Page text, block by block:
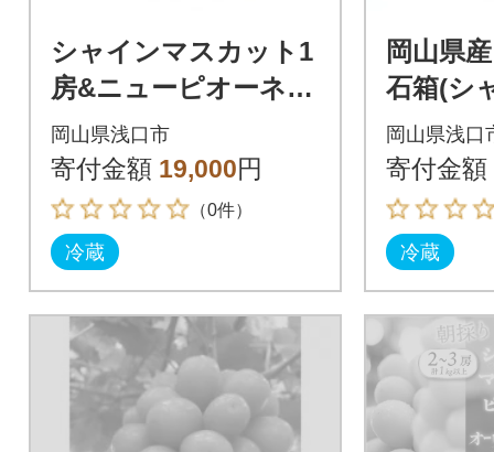
シャインマスカット1
房&ニューピオーネ又
はオーロラブラック1
房(1房500g前後)
岡山県浅口市
寄付金額 19,000円
（0件）
冷蔵
岡山県
石箱(シ
ットと
ネ又は
ック)36
岡山県浅口
寄付金額
冷蔵